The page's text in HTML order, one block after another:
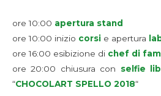
ore 10:00 apertura stand
ore 10:00 inizio corsi e apertura
ore 16:00 esibizione di chef di
ore 20:00 chiusura con selfie
“CHOCOLART SPELLO 2018“